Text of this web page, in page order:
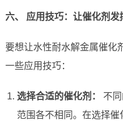
六、 应用技巧：让催化剂发
要想让水性耐水解金属催化
一些应用技巧：
选择合适的催化剂：
不
范围各不相同。在选择